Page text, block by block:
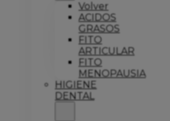
Volver
ACIDOS
GRASOS
FITO
ARTICULAR
FITO
MENOPAUSIA
HIGIENE
DENTAL